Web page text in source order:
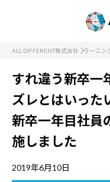
ALL DIFFERENT株式会社 ラーニン
すれ違う新卒一
ズレとはいった
新卒一年目社員
施しました
2019年6月10日